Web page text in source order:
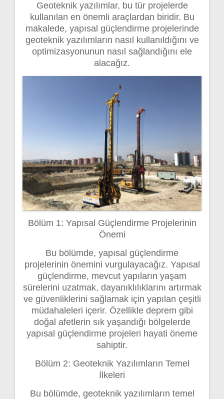
Geoteknik yazılımlar, bu tür projelerde
kullanılan en önemli araçlardan biridir. Bu
makalede, yapısal güçlendirme projelerinde
geoteknik yazılımların nasıl kullanıldığını ve
optimizasyonunun nasıl sağlandığını ele
alacağız.
Bölüm 1: Yapısal Güçlendirme Projelerinin
Önemi
Bu bölümde, yapısal güçlendirme
projelerinin önemini vurgulayacağız. Yapısal
güçlendirme, mevcut yapıların yaşam
sürelerini uzatmak, dayanıklılıklarını artırmak
ve güvenliklerini sağlamak için yapılan çeşitli
müdahaleleri içerir. Özellikle deprem gibi
doğal afetlerin sık yaşandığı bölgelerde
yapısal güçlendirme projeleri hayati öneme
sahiptir.
Bölüm 2: Geoteknik Yazılımların Temel
İlkeleri
Bu bölümde, geoteknik yazılımların temel